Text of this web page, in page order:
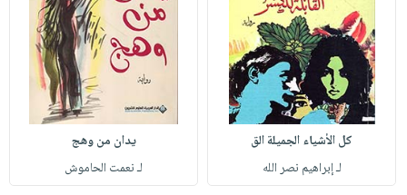
حقائب
حلي
عناية
بالذات
صابون
أطفال
مناسبات
عن
الشركة
سياسة
الشركة
فيديوهات
أسئلة
يتكرر
حسابك
لائحة
الأمنيات
كل الأشياء الجميلة الق
لـ إبراهيم نصر الله
يدان من وهج
لـ نعمت الحاموش